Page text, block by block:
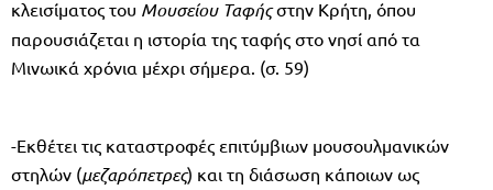
κλεισίματος του Μουσείου Ταφήςστην Κρήτη, όπου
παρουσιάζεται η ιστορία της ταφής στο νησί από τα
Μινωικά χρόνια μέχρι σήμερα. (σ. 59)
-Εκθέτει τις καταστροφές επιτύμβιων μουσουλμανικών
στηλών (μεζαρόπετρες) και τη διάσωση κάποιων ως